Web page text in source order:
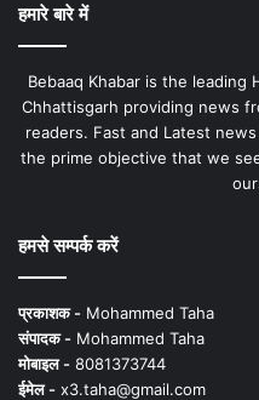
हमारे बारे में
Bebaaq Khabar is the
Chhattisgarh providing news
readers. Fast and Latest
the prime objective that we
हमसे सम्पर्क करें
प्रकाशक - Mohammed Taha
संपादक - Mohammed Taha
मोबाइल - 8081373744
ईमेल - x3.taha@gmail.com